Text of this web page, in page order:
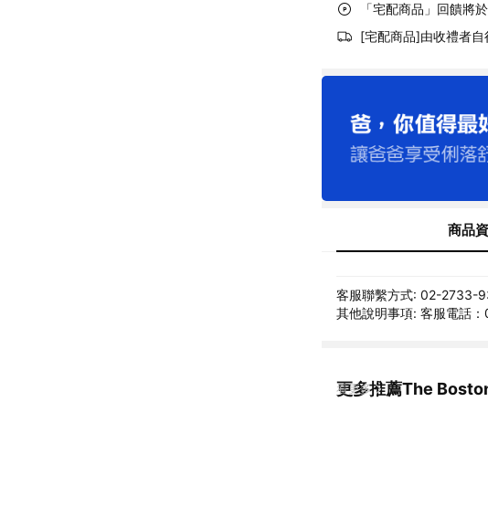
「宅配商品」回饋將
[宅配商品]由收禮者自
商品
客服聯繫方式: 02-2733-
其他說明事項: 客服電話
更多推薦The
看更多